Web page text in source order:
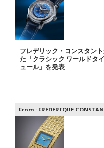
フレデリック・コンスタン
た「クラシック ワールドタ
ュール」を発表
From : FREDERIQUE